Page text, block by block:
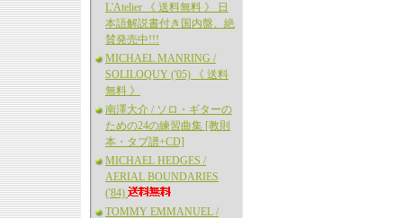
L'Atelier 《 送料無料 》 日
本語解説書付き国内盤、絶
賛発売中!!!
MICHAEL MANRING /
SOLILOQUY ('05) 《 送料
無料 》
南澤大介 / ソロ・ギターの
ための24の練習曲集 [教則
本・タブ譜+CD]
MICHAEL HEDGES /
AERIAL BOUNDARIES
('84)
TOMMY EMMANUEL /